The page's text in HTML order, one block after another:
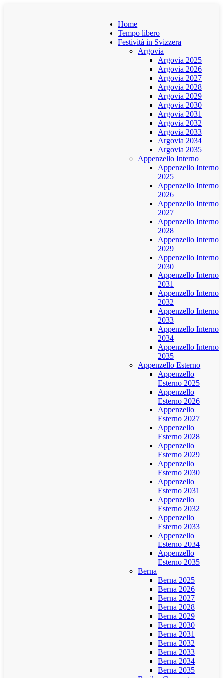
Home
Tempo libero
Festività in Svizzera
Argovia
Argovia 2025
Argovia 2026
Argovia 2027
Argovia 2028
Argovia 2029
Argovia 2030
Argovia 2031
Argovia 2032
Argovia 2033
Argovia 2034
Argovia 2035
Appenzello Interno
Appenzello Interno
2025
Appenzello Interno
2026
Appenzello Interno
2027
Appenzello Interno
2028
Appenzello Interno
2029
Appenzello Interno
2030
Appenzello Interno
2031
Appenzello Interno
2032
Appenzello Interno
2033
Appenzello Interno
2034
Appenzello Interno
2035
Appenzello Esterno
Appenzello
Esterno 2025
Appenzello
Esterno 2026
Appenzello
Esterno 2027
Appenzello
Esterno 2028
Appenzello
Esterno 2029
Appenzello
Esterno 2030
Appenzello
Esterno 2031
Appenzello
Esterno 2032
Appenzello
Esterno 2033
Appenzello
Esterno 2034
Appenzello
Esterno 2035
Berna
Berna 2025
Berna 2026
Berna 2027
Berna 2028
Berna 2029
Berna 2030
Berna 2031
Berna 2032
Berna 2033
Berna 2034
Berna 2035